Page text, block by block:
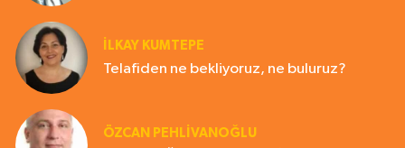
İLKAY KUMTEPE
Telafiden ne bekliyoruz, ne buluruz?
ÖZCAN PEHLİVANOĞLU